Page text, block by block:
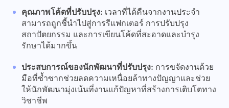
คุณภาพโค้ดที่ปรับปรุง: เวลาที่ได้คืนจากงานประจำ
สามารถถูกชี้นำไปสู่การรีแฟกเตอร์ การปรับปรุง
สถาปัตยกรรม และการเขียนโค้ดที่สะอาดและบำรุง
รักษาได้มากขึ้น
ประสบการณ์ของนักพัฒนาที่ปรับปรุง: การขจัดงานด้วย
มือที่ซ้ำซากช่วยลดความเหนื่อยล้าทางปัญญาและช่วย
ให้นักพัฒนามุ่งเน้นที่งานแก้ปัญหาที่สร้างการเติบโตทาง
วิชาชีพ